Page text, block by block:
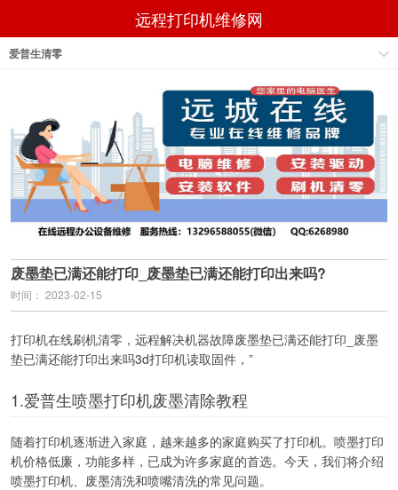
远程打印机维修网
爱普生清零
废墨垫已满还能打印_废墨垫已满还能打印出来吗?
时间： 2023-02-15
打印机在线刷机清零，远程解决机器故障废墨垫已满还能打印_废墨
垫已满还能打印出来吗3d打印机读取固件，”
1.爱普生喷墨打印机废墨清除教程
随着打印机逐渐进入家庭，越来越多的家庭购买了打印机。喷墨打印
机价格低廉，功能多样，已成为许多家庭的首选。今天，我们将介绍
喷墨打印机、废墨清洗和喷嘴清洗的常见问题。